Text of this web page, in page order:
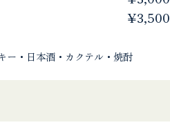
¥3,500
ー・日本酒・カクテル・焼酎